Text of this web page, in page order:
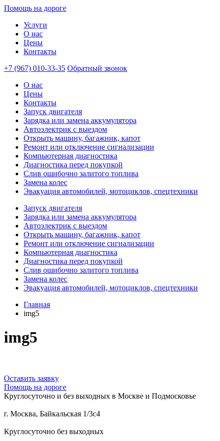
Помощь на дороге
Услуги
О нас
Цены
Контакты
+7 (967) 010-33-35 Обратный звонок
О нас
Цены
Контакты
Запуск двигателя
Зарядка или замена аккумулятора
Автоэлектрик с выездом
Открыть машину, багажник, капот
Ремонт или отключение сигнализации
Компьютерная диагностика
Диагностика перед покупкой
Слив ошибочно залитого топлива
Замена колес
Эвакуация автомобилей, мотоциклов, спецтехники
Запуск двигателя
Зарядка или замена аккумулятора
Автоэлектрик с выездом
Открыть машину, багажник, капот
Ремонт или отключение сигнализации
Компьютерная диагностика
Диагностика перед покупкой
Слив ошибочно залитого топлива
Замена колес
Эвакуация автомобилей, мотоциклов, спецтехники
Главная
img5
img5
Оставить заявку
Помощь на дороге
Круглосуточно и без выходных в Москве и Подмосковье
г. Москва, Байкальская 1/3с4
Круглосуточно без выходных